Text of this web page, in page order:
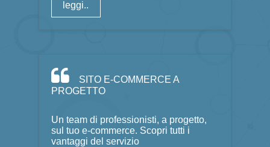
leggi..
SITO E-COMMERCE A
PROGETTO
Un team di professionisti, a progetto,
sul tuo e-commerce. Scopri tutti i
vantaggi del servizio